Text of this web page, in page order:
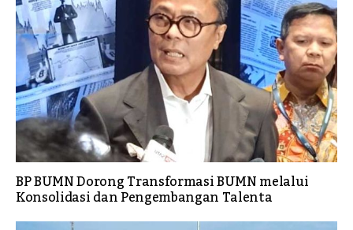
BP BUMN Dorong Transformasi BUMN melalui
Konsolidasi dan Pengembangan Talenta